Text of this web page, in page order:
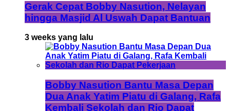
Gerak Cepat Bobby Nasution, Nelayan
hingga Masjid Al Uswah Dapat Bantuan
3 weeks yang lalu
Bobby Nasution Bantu Masa Depan
Dua Anak Yatim Piatu di Galang, Rafa
Kembali Sekolah dan Rio Dapat